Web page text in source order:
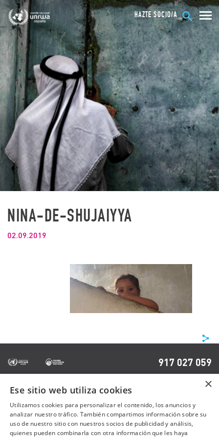
HAZTE SOCIO/A
NINA-DE-SHUJAIYYA
02.09.2019
917 027 059
OTRAS PÁGINAS
Contacto
×
Ese sitio web utiliza cookies
Utilizamos cookies para personalizar el contenido, los anuncios y
analizar nuestro tráfico. También compartimos información sobre su
uso de nuestro sitio con nuestros socios de publicidad y análisis,
quienes pueden combinarla con otra información que les haya